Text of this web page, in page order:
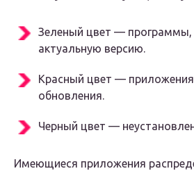
Зеленый цвет —
актуальную версию.
Красный цвет —
обновления.
Черный цвет —
Имеющиеся приложения